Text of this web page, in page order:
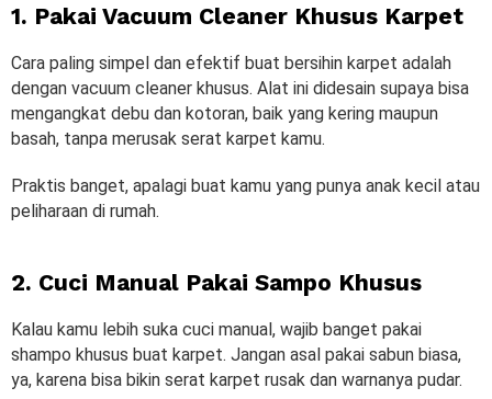
1. Pakai Vacuum Cleaner Khusus Karpet
Cara paling simpel dan efektif buat bersihin karpet adalah
dengan vacuum cleaner khusus. Alat ini didesain supaya bisa
mengangkat debu dan kotoran, baik yang kering maupun
basah, tanpa merusak serat karpet kamu.
Praktis banget, apalagi buat kamu yang punya anak kecil atau
peliharaan di rumah.
2. Cuci Manual Pakai Sampo Khusus
Kalau kamu lebih suka cuci manual, wajib banget pakai
shampo khusus buat karpet. Jangan asal pakai sabun biasa,
ya, karena bisa bikin serat karpet rusak dan warnanya pudar.